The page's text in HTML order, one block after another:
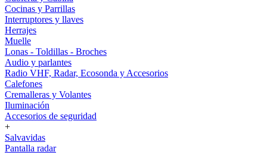
Cocinas y Parrillas
Interruptores y llaves
Herrajes
Muelle
Lonas - Toldillas - Broches
Audio y parlantes
Radio VHF, Radar, Ecosonda y Accesorios
Calefones
Cremalleras y Volantes
Iluminación
Accesorios de seguridad
+
Salvavidas
Pantalla radar